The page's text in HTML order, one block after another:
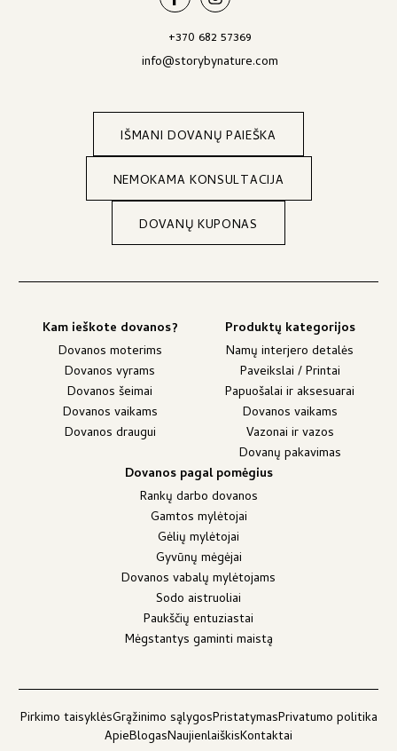
+370 682 57369
info@storybynature.com
IŠMANI DOVANŲ PAIEŠKA
NEMOKAMA KONSULTACIJA
DOVANŲ KUPONAS
Kam ieškote dovanos?
Dovanos moterims
Dovanos vyrams
Dovanos šeimai
Dovanos vaikams
Dovanos draugui
Produktų kategorijos
Namų interjero detalės
Paveikslai / Printai
Papuošalai ir aksesuarai
Dovanos vaikams
Vazonai ir vazos
Dovanų pakavimas
Dovanos pagal pomėgius
Rankų darbo dovanos
Gamtos mylėtojai
Gėlių mylėtojai
Gyvūnų mėgėjai
Dovanos vabalų mylėtojams
Sodo aistruoliai
Paukščių entuziastai
Mėgstantys gaminti maistą
Pirkimo taisyklėsGrąžinimo sąlygosPristatymasPrivatumo politika
ApieBlogasNaujienlaiškisKontaktai